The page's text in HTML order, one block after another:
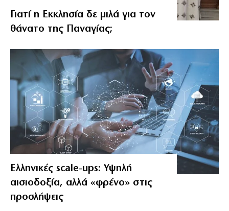
Γιατί η Εκκλησία δε μιλά για τον
θάνατο της Παναγίας;
Ελληνικές scale-ups: Υψηλή
αισιοδοξία, αλλά «φρένο» στις
προσλήψεις